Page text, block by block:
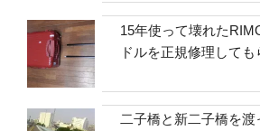
15年使って壊れた
ドルを正規修理しても
二子橋と新二子橋を渡